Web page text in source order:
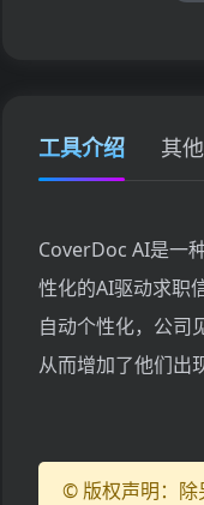
工具介绍 其
CoverDoc AI是一
性化的AI驱动求职
自动个性化，公司
从而增加了他们出
© 版权声明：除